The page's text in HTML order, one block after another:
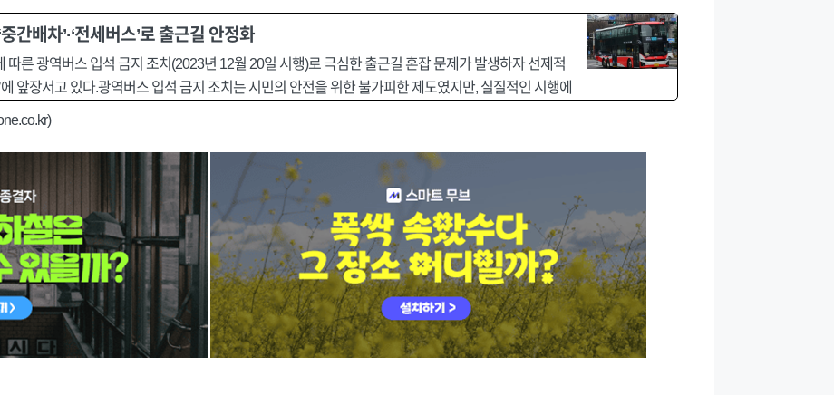
배차’·‘전세버스’로 출근길 안정화
따른 광역버스 입석 금지 조치(2023년 12월 20일 시행)로 극심한 출근길 혼잡 문제가 발생하자 선제적
앞장서고 있다.광역버스 입석 금지 조치는 시민의 안전을 위한 불가피한 제도였지만, 실질적인 시행에